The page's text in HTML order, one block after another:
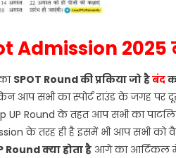
Admission 2025
SPOT Round की प्रकिया जो हैबंद
आप सभी का स्पोर्ट राउंड के जगह पर
Round के तहत आप सभी का
के तरह ही है इसमें भी आप सभी को
क्या होता है आगे का आर्टिकल